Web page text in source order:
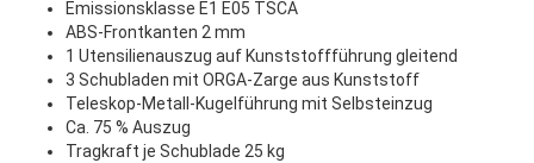
Emissionsklasse E1 E05 TSCA
ABS-Frontkanten 2 mm
1 Utensilienauszug auf Kunststoffführung gleitend
3 Schubladen mit ORGA-Zarge aus Kunststoff
Teleskop-Metall-Kugelführung mit Selbsteinzug
Ca. 75 % Auszug
Tragkraft je Schublade 25 kg